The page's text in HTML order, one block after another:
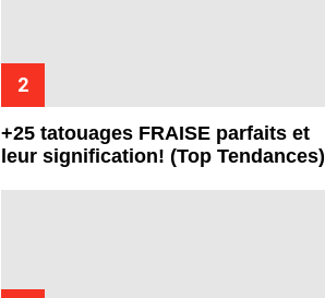
+25 tatouages ​​FRAISE parfaits et
leur signification! (Top Tendances)